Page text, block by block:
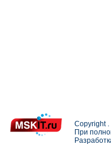
Copyright
При